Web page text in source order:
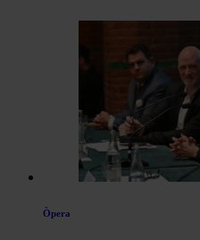
Òpera